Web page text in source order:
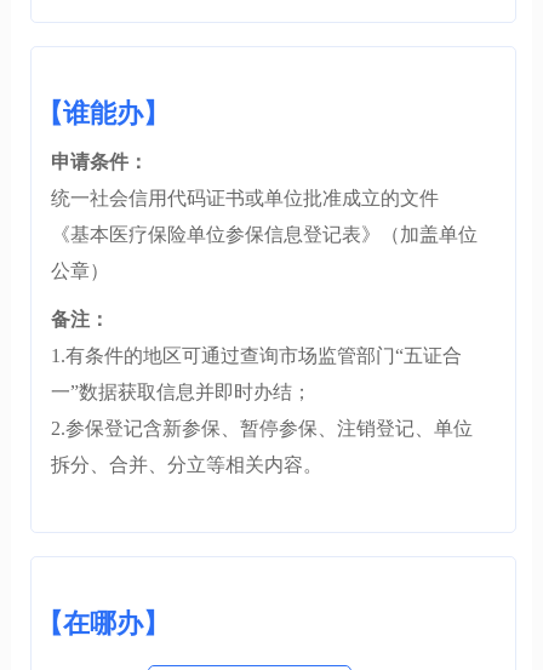
【谁能办】
申请条件：
统一社会信用代码证书或单位批准成立的文件
《基本医疗保险单位参保信息登记表》（加盖单位
公章）
备注：
1.有条件的地区可通过查询市场监管部门“五证合
一”数据获取信息并即时办结；
2.参保登记含新参保、暂停参保、注销登记、单位
拆分、合并、分立等相关内容。
【在哪办】